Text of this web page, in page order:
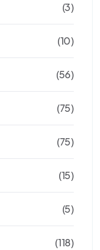
(3)
(10)
(56)
(75)
(75)
(15)
(5)
(118)